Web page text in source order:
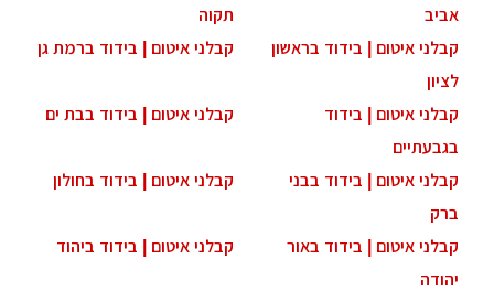
אביב
תקוה
קבלני איטום | בידוד בראשון
לציון
קבלני איטום | בידוד ברמת גן
קבלני איטום | בידוד
בגבעתיים
קבלני איטום | בידוד בבת ים
קבלני איטום | בידוד בבני
ברק
קבלני איטום | בידוד בחולון
קבלני איטום | בידוד באור
יהודה
קבלני איטום | בידוד ביהוד